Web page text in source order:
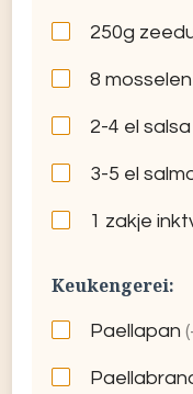
250g
8 mosselen
2-4 el
3-5 el
1 zakje
Keukengerei:
Paellapan